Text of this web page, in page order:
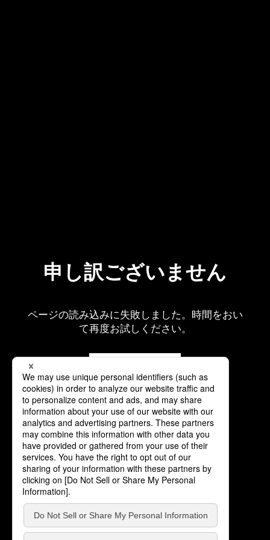
申し訳ございません
ページの読み込みに失敗しました。時間をおい
て再度お試しください。